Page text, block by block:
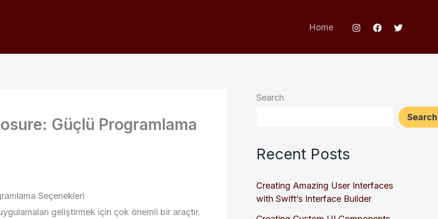
Home
Güçlü Programlama
Seçenekleri
geliştirmek için çok önemli bir araçtır.
Search
Search
Recent Posts
Creating Amazing User Interfaces
with Swift’s Interface Builder